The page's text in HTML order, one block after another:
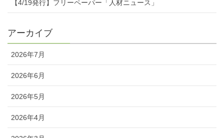
【4/19発行】フリーペーパー「人材ニュース」
アーカイブ
2026年7月
2026年6月
2026年5月
2026年4月